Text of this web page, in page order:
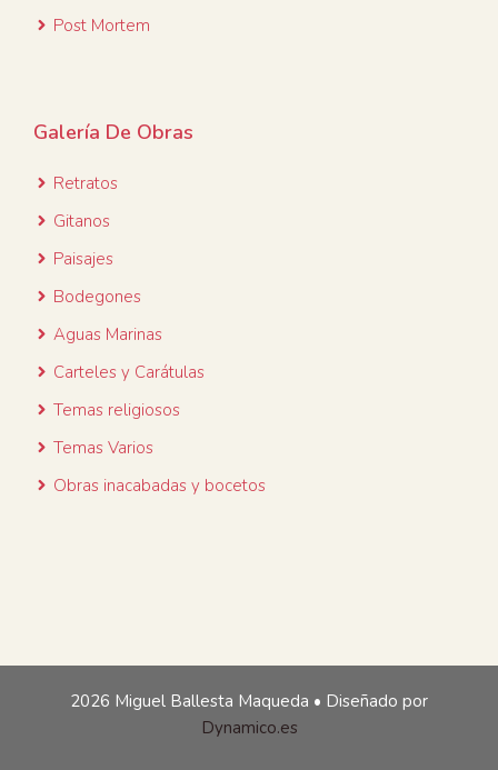
Post Mortem
Galería De Obras
Retratos
Gitanos
Paisajes
Bodegones
Aguas Marinas
Carteles y Carátulas
Temas religiosos
Temas Varios
Obras inacabadas y bocetos
2026 Miguel Ballesta Maqueda • Diseñado por
Dynamico.es